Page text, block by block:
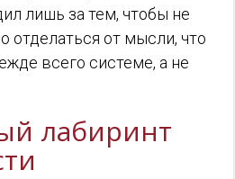
лишь за тем, чтобы не
отделаться от мысли, что
всего системе, а не
лабиринт